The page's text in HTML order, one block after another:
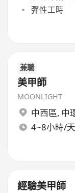
彈性工時
兼職
美甲師
MOONLIGHT
中西區, 中
4~8小時/
經驗美甲師